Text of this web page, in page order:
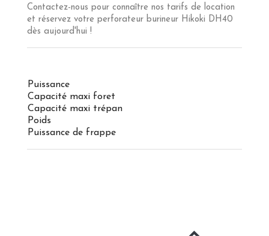
Contactez-nous pour connaître nos tarifs de location
et réservez votre perforateur burineur Hikoki DH40
dès aujourd'hui !
Puissance
Capacité maxi foret
Capacité maxi trépan
Poids
Puissance de frappe